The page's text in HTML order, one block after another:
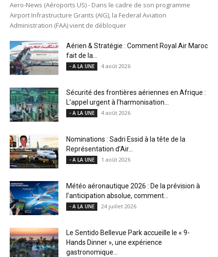
Aero-News (Aéroports US) - Dans le cadre de son programme
Airport Infrastructure Grants (AIG), la Federal Aviation
Administration (FAA) vient de débloquer
Aérien & Stratégie : Comment Royal Air Maroc
fait de la...
- A LA UNE 4 août 2026
Sécurité des frontières aériennes en Afrique :
L’appel urgent à l’harmonisation...
- A LA UNE 4 août 2026
Nominations : Sadri Essid à la tête de la
Représentation d’Air...
- A LA UNE 1 août 2026
Météo aéronautique 2026 : De la prévision à
l’anticipation absolue, comment...
- A LA UNE 24 juillet 2026
Le Sentido Bellevue Park accueille le « 9-
Hands Dinner », une expérience
gastronomique...